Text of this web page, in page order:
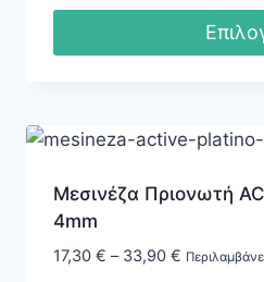
through
33,90 €
προϊόν
πολλαπλές
παραλλαγές.
Οι
Μεσινέζα Πριονωτή
4mm
17,30 € – 33,90 €Price